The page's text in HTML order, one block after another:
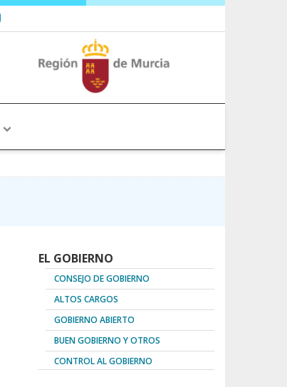
EL GOBIERNO
CONSEJO DE GOBIERNO
ALTOS CARGOS
GOBIERNO ABIERTO
BUEN GOBIERNO Y OTROS
CONTROL AL GOBIERNO